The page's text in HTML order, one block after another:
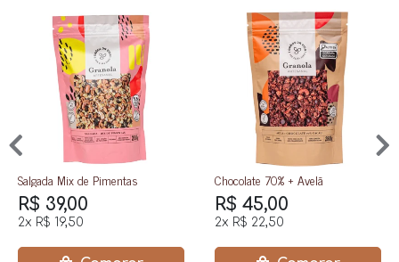
Salgada Mix de Pimentas
R$ 39,00
2x R$ 19,50
Chocolate 70% + Avelã
R$ 45,00
2x R$ 22,50